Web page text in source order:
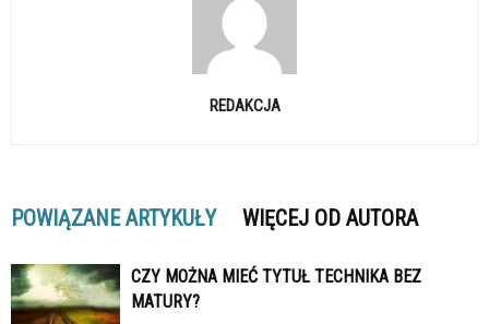
REDAKCJA
POWIĄZANE ARTYKUŁY WIĘCEJ OD AUTORA
CZY MOŻNA MIEĆ TYTUŁ TECHNIKA BEZ
MATURY?